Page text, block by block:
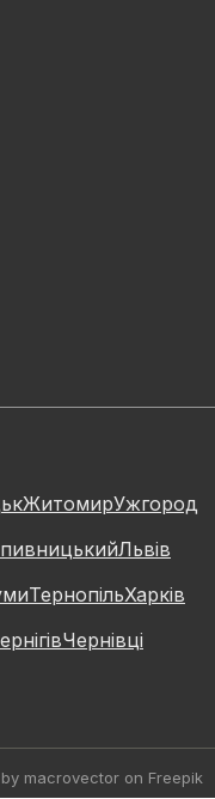
ЖитомирУжгород
Львів
ТернопільХарків
Чернівці
macrovector on Freepik